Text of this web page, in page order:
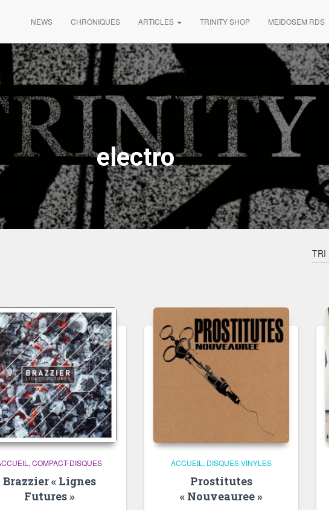
NEWS CHRONIQUES ARTICLES TRINITY SHOP MEIDOSEM RDS
electro
COMPACT-DISQUES
Brazzier « Lignes
Futures »
ACCUEIL DISQUES VINYLES
Prostitutes
« Nouveauree »